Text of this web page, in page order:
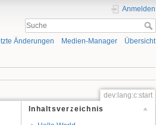
Anmelden
Änderungen Medien-Manager Übersicht
dev:lang:c:start
Inhaltsverzeichnis